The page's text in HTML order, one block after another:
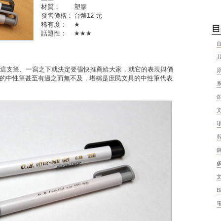
材質：
塑膠
發售價格： 台幣12 元
稀有度：
★
話題性：
★★★
支筆、一寫之下就決定要儘快推薦給大家，就它的表現與價
中性筆甚至有過之而無不及，堪稱是庶民文具的中性筆代表
B